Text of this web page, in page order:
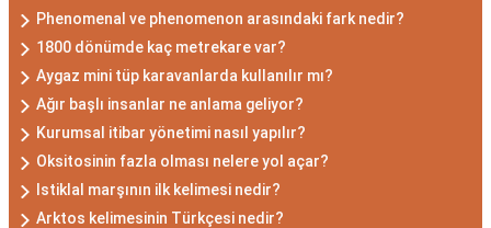
Phenomenal ve phenomenon arasındaki fark nedir?
1800 dönümde kaç metrekare var?
Aygaz mini tüp karavanlarda kullanılır mı?
Ağır başlı insanlar ne anlama geliyor?
Kurumsal itibar yönetimi nasıl yapılır?
Oksitosinin fazla olması nelere yol açar?
Istiklal marşının ilk kelimesi nedir?
Arktos kelimesinin Türkçesi nedir?